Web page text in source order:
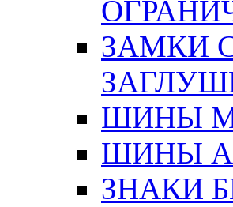
ЗАМКИ
ШИНЫ
ШИНЫ
ЗНАКИ